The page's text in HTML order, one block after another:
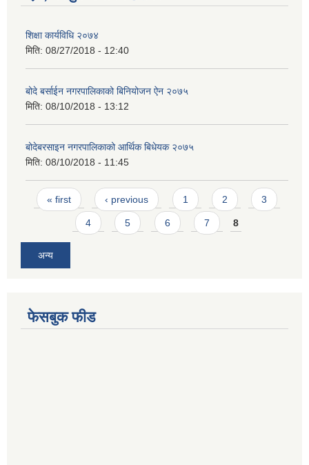
शिक्षा कार्यविधि २०७४
मिति: 08/27/2018 - 12:40
बोदे बर्साईन नगरपालिकाको बिनियोजन ऐन २०७५
मिति: 08/10/2018 - 13:12
बोदेबरसाइन नगरपालिकाको आर्थिक बिधेयक २०७५
मिति: 08/10/2018 - 11:45
Pages
« first ‹ previous 1 2 3
4 5 6 7 8
अन्य
फेसबुक फीड